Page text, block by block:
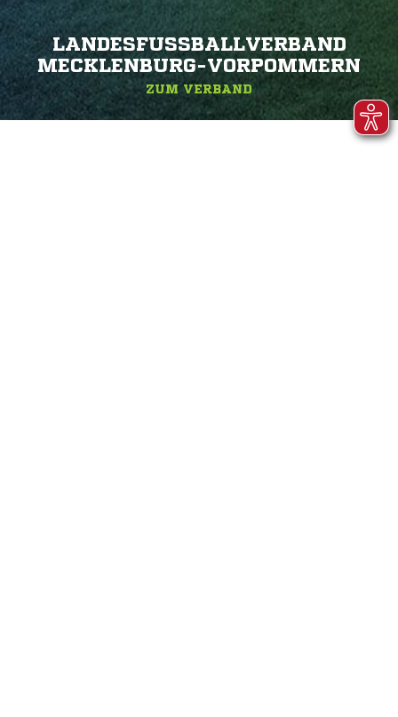
LANDESFUSSBALLVERBAND M
ECKLENBURG-VORPOMMERN
ZUM VERBAND